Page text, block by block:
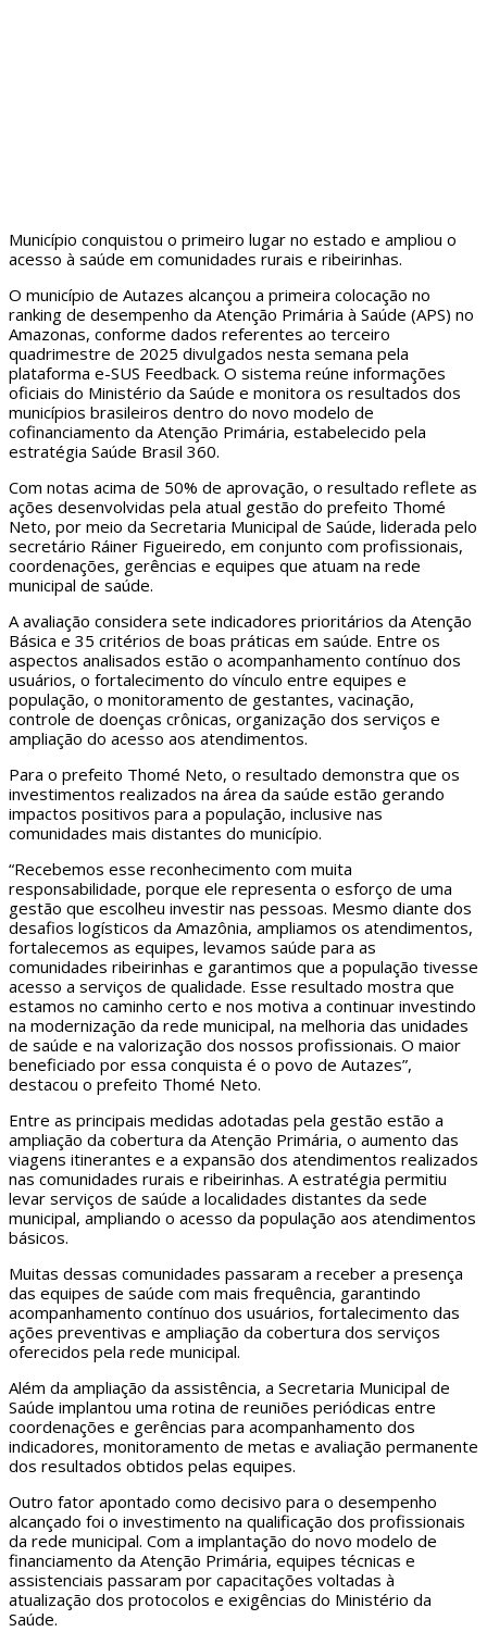
Município conquistou o primeiro lugar no estado e ampliou o
acesso à saúde em comunidades rurais e ribeirinhas.
O município de Autazes alcançou a primeira colocação no
ranking de desempenho da Atenção Primária à Saúde (APS) no
Amazonas, conforme dados referentes ao terceiro
quadrimestre de 2025 divulgados nesta semana pela
plataforma e-SUS Feedback. O sistema reúne informações
oficiais do Ministério da Saúde e monitora os resultados dos
municípios brasileiros dentro do novo modelo de
cofinanciamento da Atenção Primária, estabelecido pela
estratégia Saúde Brasil 360.
Com notas acima de 50% de aprovação, o resultado reflete as
ações desenvolvidas pela atual gestão do prefeito Thomé
Neto, por meio da Secretaria Municipal de Saúde, liderada pelo
secretário Ráiner Figueiredo, em conjunto com profissionais,
coordenações, gerências e equipes que atuam na rede
municipal de saúde.
A avaliação considera sete indicadores prioritários da Atenção
Básica e 35 critérios de boas práticas em saúde. Entre os
aspectos analisados estão o acompanhamento contínuo dos
usuários, o fortalecimento do vínculo entre equipes e
população, o monitoramento de gestantes, vacinação,
controle de doenças crônicas, organização dos serviços e
ampliação do acesso aos atendimentos.
Para o prefeito Thomé Neto, o resultado demonstra que os
investimentos realizados na área da saúde estão gerando
impactos positivos para a população, inclusive nas
comunidades mais distantes do município.
“Recebemos esse reconhecimento com muita
responsabilidade, porque ele representa o esforço de uma
gestão que escolheu investir nas pessoas. Mesmo diante dos
desafios logísticos da Amazônia, ampliamos os atendimentos,
fortalecemos as equipes, levamos saúde para as
comunidades ribeirinhas e garantimos que a população tivesse
acesso a serviços de qualidade. Esse resultado mostra que
estamos no caminho certo e nos motiva a continuar investindo
na modernização da rede municipal, na melhoria das unidades
de saúde e na valorização dos nossos profissionais. O maior
beneficiado por essa conquista é o povo de Autazes”,
destacou o prefeito Thomé Neto.
Entre as principais medidas adotadas pela gestão estão a
ampliação da cobertura da Atenção Primária, o aumento das
viagens itinerantes e a expansão dos atendimentos realizados
nas comunidades rurais e ribeirinhas. A estratégia permitiu
levar serviços de saúde a localidades distantes da sede
municipal, ampliando o acesso da população aos atendimentos
básicos.
Muitas dessas comunidades passaram a receber a presença
das equipes de saúde com mais frequência, garantindo
acompanhamento contínuo dos usuários, fortalecimento das
ações preventivas e ampliação da cobertura dos serviços
oferecidos pela rede municipal.
Além da ampliação da assistência, a Secretaria Municipal de
Saúde implantou uma rotina de reuniões periódicas entre
coordenações e gerências para acompanhamento dos
indicadores, monitoramento de metas e avaliação permanente
dos resultados obtidos pelas equipes.
Outro fator apontado como decisivo para o desempenho
alcançado foi o investimento na qualificação dos profissionais
da rede municipal. Com a implantação do novo modelo de
financiamento da Atenção Primária, equipes técnicas e
assistenciais passaram por capacitações voltadas à
atualização dos protocolos e exigências do Ministério da
Saúde.